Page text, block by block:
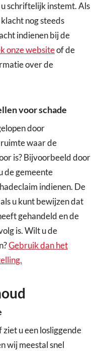
schriftelijk instemt. Als
nog steeds
indienen bij de
onze websiteof de
over de
voor schade
door
waar de
is? Bijvoorbeeld door
de gemeente
indienen. De
u kunt bewijzen dat
gehandeld en de
is. Wilt u de
Gebruik dan het
u een losliggende
wij meestal snel